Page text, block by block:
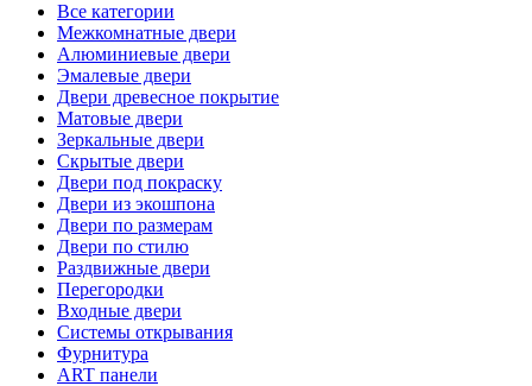
Все категории
Межкомнатные двери
Алюминиевые двери
Эмалевые двери
Двери древесное покрытие
Матовые двери
Зеркальные двери
Скрытые двери
Двери под покраску
Двери из экошпона
Двери по размерам
Двери по стилю
Раздвижные двери
Перегородки
Входные двери
Системы открывания
Фурнитура
ART панели